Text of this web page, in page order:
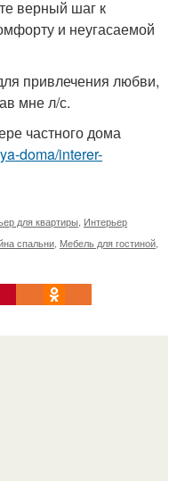
верный шаг к
и неугасаемой
привлечения любви,
мне л/с.
частного дома
doma/interer-
для квартиры, Интерьер
спальни, Мебель для гостиной,